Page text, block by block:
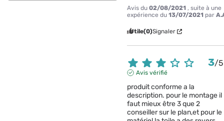
Avis du02/08/2021 , suite à une
expérience du13/07/2021 par
Utile(0)Signaler
3/5
Avis vérifié
produit conforme a la
description. pour le montage il
faut mieux être 3 que 2
conseiller sur le plan,et pour le